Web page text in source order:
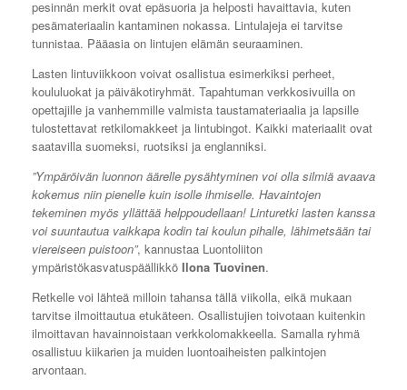
pesinnän merkit ovat epäsuoria ja helposti havaittavia, kuten
pesämateriaalin kantaminen nokassa. Lintulajeja ei tarvitse
tunnistaa. Pääasia on lintujen elämän seuraaminen.
Lasten lintuviikkoon voivat osallistua esimerkiksi perheet,
koululuokat ja päiväkotiryhmät. Tapahtuman verkkosivuilla on
opettajille ja vanhemmille valmista taustamateriaalia ja lapsille
tulostettavat retkilomakkeet ja lintubingot. Kaikki materiaalit ovat
saatavilla suomeksi, ruotsiksi ja englanniksi.
”Ympäröivän luonnon äärelle pysähtyminen voi olla silmiä avaava
kokemus niin pienelle kuin isolle ihmiselle. Havaintojen
tekeminen myös yllättää helppoudellaan! Linturetki lasten kanssa
voi suuntautua vaikkapa kodin tai koulun pihalle, lähimetsään tai
viereiseen puistoon”, kannustaa Luontoliiton
ympäristökasvatuspäällikkö Ilona Tuovinen.
Retkelle voi lähteä milloin tahansa tällä viikolla, eikä mukaan
tarvitse ilmoittautua etukäteen. Osallistujien toivotaan kuitenkin
ilmoittavan havainnoistaan verkkolomakkeella. Samalla ryhmä
osallistuu kiikarien ja muiden luontoaiheisten palkintojen
arvontaan.